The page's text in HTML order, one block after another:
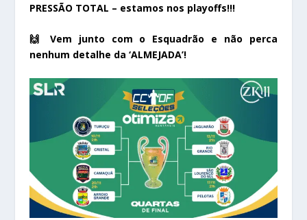
PRESSÃO TOTAL – estamos nos playoffs!!!
🙌 Vem junto com o Esquadrão e não perca
nenhum detalhe da ‘ALMEJADA’!